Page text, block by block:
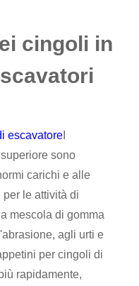
cingoli in
escavatore
sono
carichi e alle
le attività di
mescola di gomma
agli urti e
per cingoli di
rapidamente,